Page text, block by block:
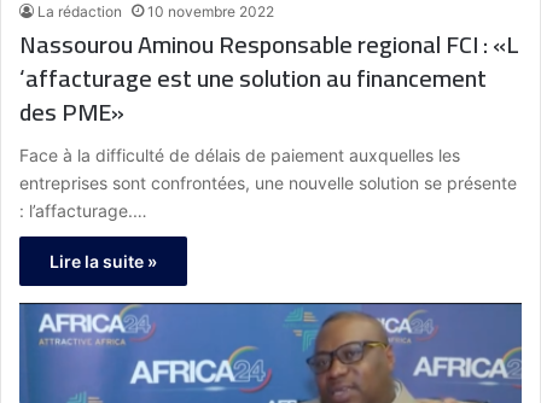
La rédaction 10 novembre 2022
Nassourou Aminou Responsable regional FCI : «L
‘affacturage est une solution au financement
des PME»
Face à la difficulté de délais de paiement auxquelles les
entreprises sont confrontées, une nouvelle solution se présente
: l’affacturage.…
Lire la suite »